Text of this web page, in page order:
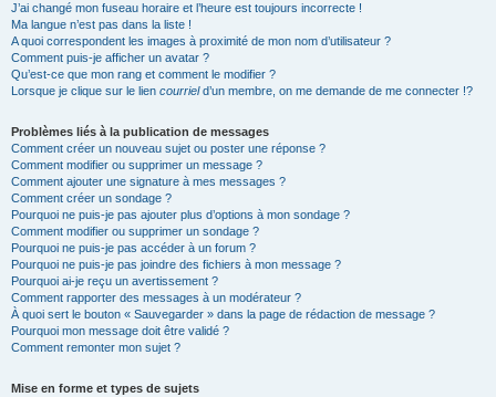
J’ai changé mon fuseau horaire et l’heure est toujours incorrecte !
Ma langue n’est pas dans la liste !
A quoi correspondent les images à proximité de mon nom d’utilisateur ?
Comment puis-je afficher un avatar ?
Qu’est-ce que mon rang et comment le modifier ?
Lorsque je clique sur le lien courrield’un membre, on me demande de me connecter !?
Problèmes liés à la publication de messages
Comment créer un nouveau sujet ou poster une réponse ?
Comment modifier ou supprimer un message ?
Comment ajouter une signature à mes messages ?
Comment créer un sondage ?
Pourquoi ne puis-je pas ajouter plus d’options à mon sondage ?
Comment modifier ou supprimer un sondage ?
Pourquoi ne puis-je pas accéder à un forum ?
Pourquoi ne puis-je pas joindre des fichiers à mon message ?
Pourquoi ai-je reçu un avertissement ?
Comment rapporter des messages à un modérateur ?
À quoi sert le bouton « Sauvegarder » dans la page de rédaction de message ?
Pourquoi mon message doit être validé ?
Comment remonter mon sujet ?
Mise en forme et types de sujets